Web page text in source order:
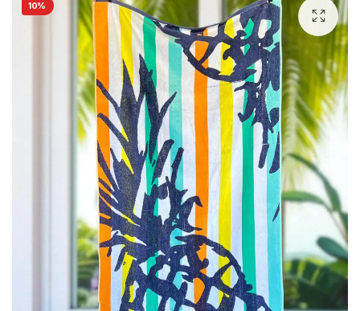
10%